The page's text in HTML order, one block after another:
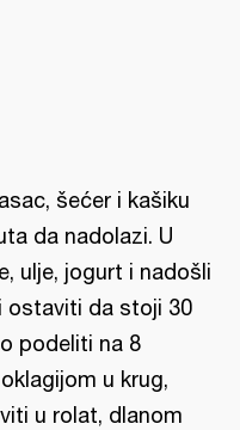
šećer i kašiku
da nadolazi. U
ulje, jogurt i nadošli
ostaviti da stoji 30
podeliti na 8
u krug,
u rolat, dlanom